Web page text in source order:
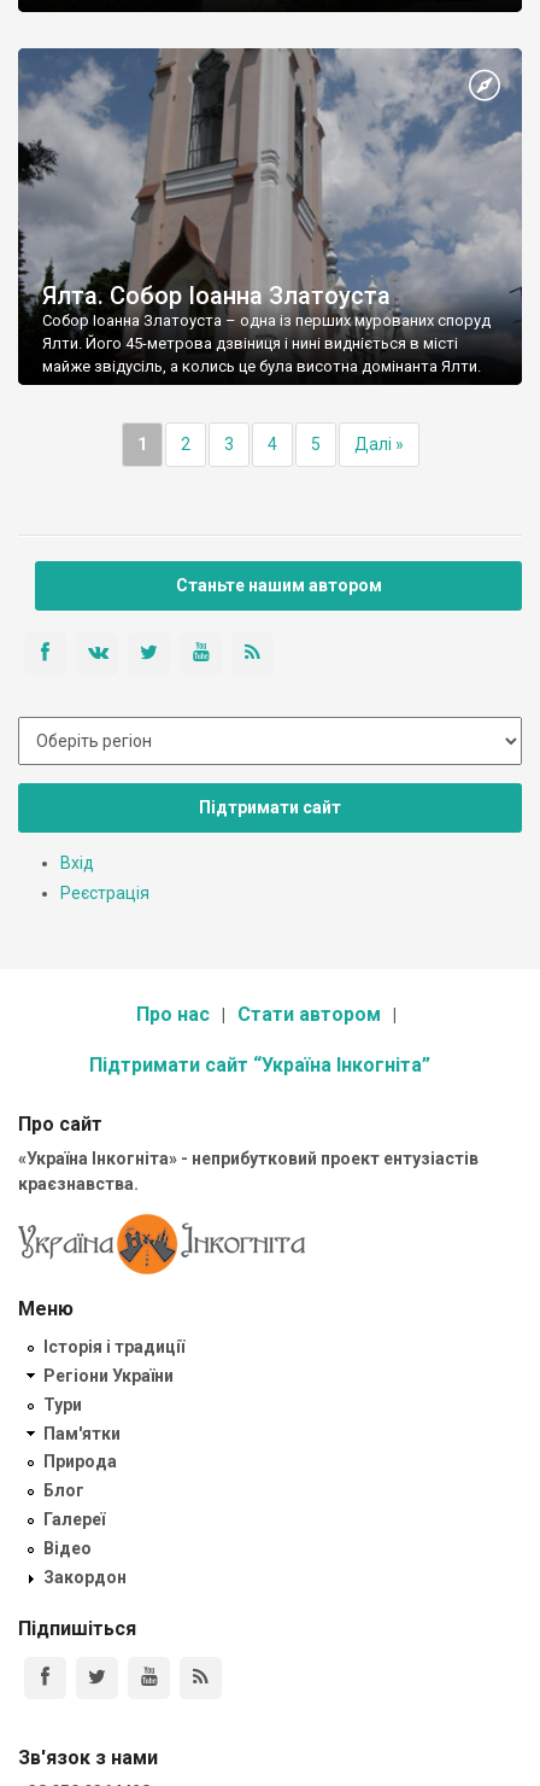
Ялта. Собор Іоанна Златоуста
Собор Іоанна Златоуста – одна із перших мурованих споруд
Ялти. Його 45-метрова дзвіниця і нині видніється в місті
майже звідусіль, а колись це була висотна домінанта Ялти.
1 2 3 4 5 Далі »
Станьте нашим автором
Підтримати сайт
Вхід
Реєстрація
Про нас Стати автором
Підтримати сайт “Україна Інкогніта”
Про сайт
«Україна Інкогніта» - неприбутковий проект ентузіастів
краєзнавства.
Меню
Історія і традиції
Регіони України
Тури
Пам'ятки
Природа
Блог
Галереї
Відео
Закордон
Підпишіться
Зв'язок з нами